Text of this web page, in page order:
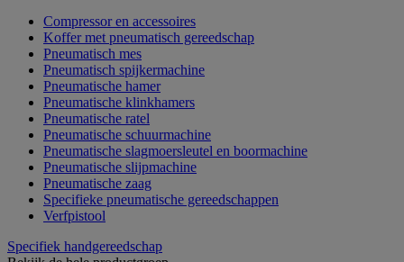
Compressor en accessoires
Koffer met pneumatisch gereedschap
Pneumatisch mes
Pneumatisch spijkermachine
Pneumatische hamer
Pneumatische klinkhamers
Pneumatische ratel
Pneumatische schuurmachine
Pneumatische slagmoersleutel en boormachine
Pneumatische slijpmachine
Pneumatische zaag
Specifieke pneumatische gereedschappen
Verfpistool
Specifiek handgereedschap